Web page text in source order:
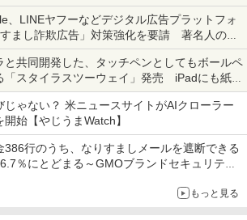
その14】【空いた時間でなにしてる？】
、LINEヤフーなどデジタル広告プラットフォ
まし詐欺広告」対策強化を要請 著名人の写
投資詐欺などへの対策として
と共同開発した、タッチペンとしてもボールペ
「スタイラスツーウェイ」発売 iPadにも紙に
書き込める
じゃない？ 米ニュースサイトがAIクローラー
始【やじうまWatch】
386行のうち、なりすましメールを遮断できる
％にとどまる～GMOブランドセキュリティ
もっと見る